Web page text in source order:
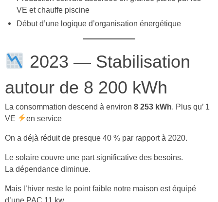
VE et chauffe piscine
Début d’une logique d’organisation énergétique
2023 — Stabilisation
autour de 8 200 kWh
La consommation descend à environ 8 253 kWh. Plus qu’ 1
VE
en service
On a déjà réduit de presque 40 % par rapport à 2020.
Le solaire couvre une part significative des besoins.
La dépendance diminue.
Mais l’hiver reste le point faible notre maison est équipé
d’une PAC 11 kw.